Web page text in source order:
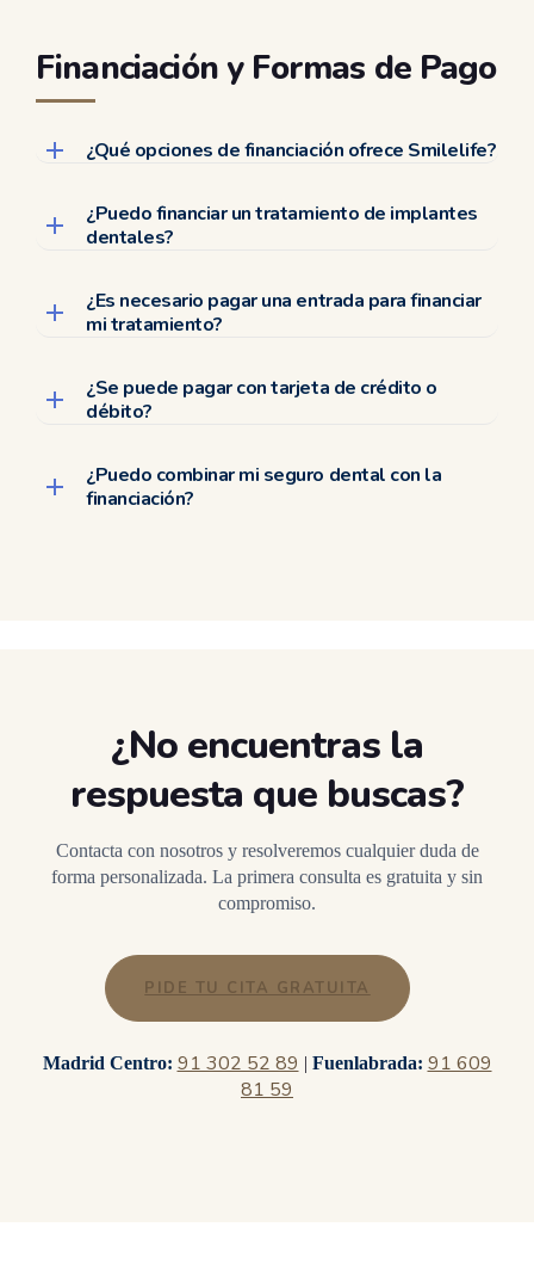
Financiación y Formas de Pago
¿Qué opciones de financiación ofrece Smilelife?
¿Puedo financiar un tratamiento de implantes
dentales?
¿Es necesario pagar una entrada para financiar
mi tratamiento?
¿Se puede pagar con tarjeta de crédito o
débito?
¿Puedo combinar mi seguro dental con la
financiación?
¿No encuentras la
respuesta que buscas?
Contacta con nosotros y resolveremos cualquier duda de
forma personalizada. La primera consulta es gratuita y sin
compromiso.
PIDE TU CITA GRATUITA
Madrid Centro: 91 302 52 89 | Fuenlabrada: 91 609
81 59